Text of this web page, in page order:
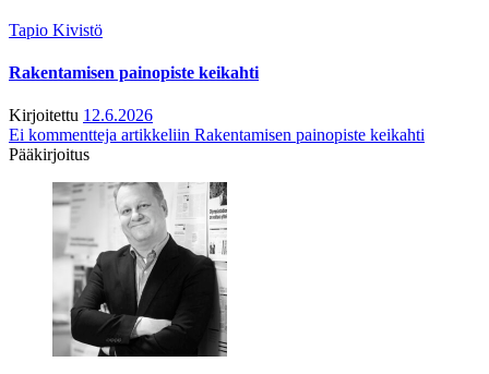
Tapio Kivistö
Rakentamisen painopiste keikahti
Kirjoitettu 12.6.2026
Ei kommentteja artikkeliin Rakentamisen painopiste keikahti
Pääkirjoitus